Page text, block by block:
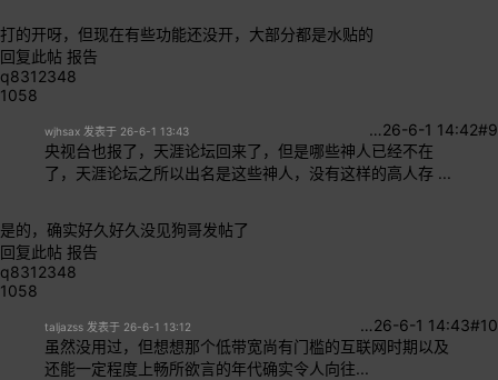
打的开呀，但现在有些功能还没开，大部分都是水贴的
回复此帖 报告
q8312348
1058
#9
26-6-1 14:42
…
wjhsax 发表于 26-6-1 13:43
央视台也报了，天涯论坛回来了，但是哪些神人已经不在
了，天涯论坛之所以出名是这些神人，没有这样的高人存 ...
是的，确实好久好久没见狗哥发帖了
回复此帖 报告
q8312348
1058
#10
26-6-1 14:43
…
taljazss 发表于 26-6-1 13:12
虽然没用过，但想想那个低带宽尚有门槛的互联网时期以及
还能一定程度上畅所欲言的年代确实令人向往...